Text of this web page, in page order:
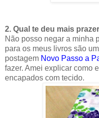
2. Qual te deu mais
Não posso negar a minha
para os meus livros são
postagem Novo Passo a
fazer. Amei explicar como
encapados com tecido.